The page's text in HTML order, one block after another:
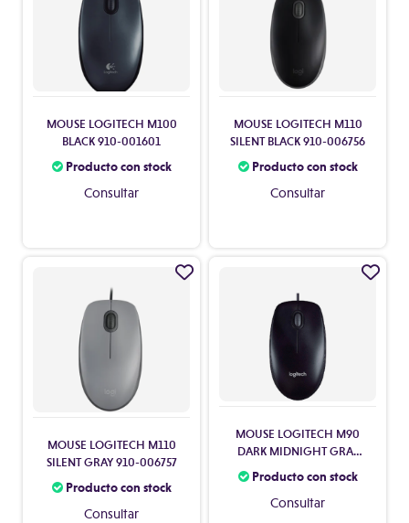
MOUSE LOGITECH M100
BLACK 910-001601
Producto con stock
Consultar
MOUSE LOGITECH M110
SILENT BLACK 910-006756
Producto con stock
Consultar
MOUSE LOGITECH M110
SILENT GRAY 910-006757
Producto con stock
Consultar
MOUSE LOGITECH M90
DARK MIDNIGHT GRAY
910-004053
Producto con stock
Consultar